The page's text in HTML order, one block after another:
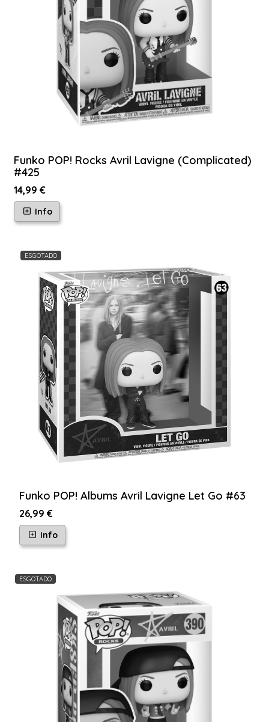
Funko POP! Rocks Avril Lavigne (Complicated)
#425
14,99 €
Info
ESGOTADO
Funko POP! Albums Avril Lavigne Let Go #63
26,99 €
Info
ESGOTADO